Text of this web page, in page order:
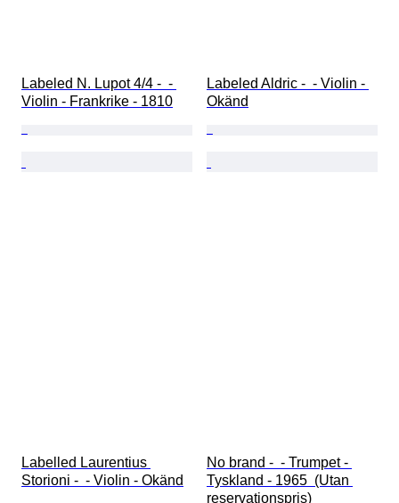
Labeled N. Lupot 4/4 -  -
Violin - Frankrike - 1810
Labeled Aldric -  - Violin -
Okänd
Labelled Laurentius
Storioni -  - Violin - Okänd
No brand -  - Trumpet -
Tyskland - 1965  (Utan
reservationspris)